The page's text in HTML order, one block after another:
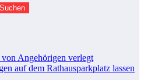
Suchen
Angehörigen verlegt
auf dem Rathausparkplatz lassen